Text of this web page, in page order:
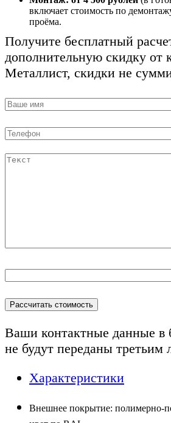
включает стоимость по
проёма.
Получите бесплатный
дополнительную скидку от
Металлист, скидки не
Ваши контактные данные в
не будут переданы третьим
Характеристики
Внешнее покрытие: полимерно-